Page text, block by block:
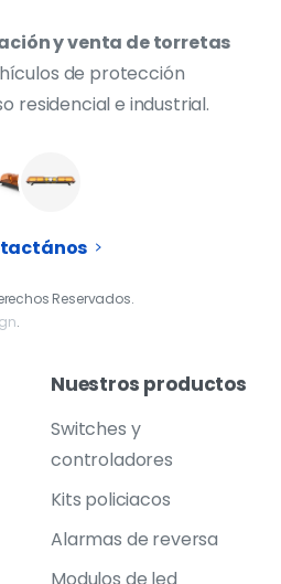
y venta de torretas
de protección
residencial e industrial.
Reservados.
.
Nuestros productos
Switches y
controladores
Kits policiacos
Alarmas de reversa